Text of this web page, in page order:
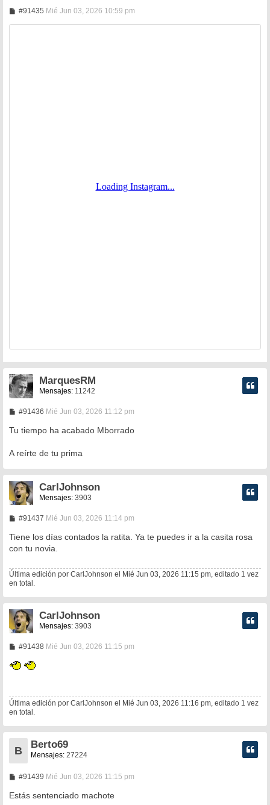
#91435M
n
Mié Jun 03, 2026 10:59 pm
MarquesRM
Mensajes: 11242
#91436M
n
j
Mié Jun 03, 2026 11:12 pm
Tu tiempo ha acabado Mborrado
A reírte de tu prima
CarlJohnson
Mensajes: 3903
#91437M
n
a
e
Mié Jun 03, 2026 11:14 pm
Tiene los días contados la ratita. Ya te puedes ir a la casita rosa
con tu novia.
Última edición por CarlJohnson el Mié Jun 03, 2026 11:15 pm, editado 1 vez
en total.
CarlJohnson
Mensajes: 3903
#91438M
e
Mié Jun 03, 2026 11:15 pm
Última edición por CarlJohnson el Mié Jun 03, 2026 11:16 pm, editado 1 vez
en total.
B
Berto69
Mensajes: 27224
#91439M
n
Mié Jun 03, 2026 11:15 pm
Estás sentenciado machote